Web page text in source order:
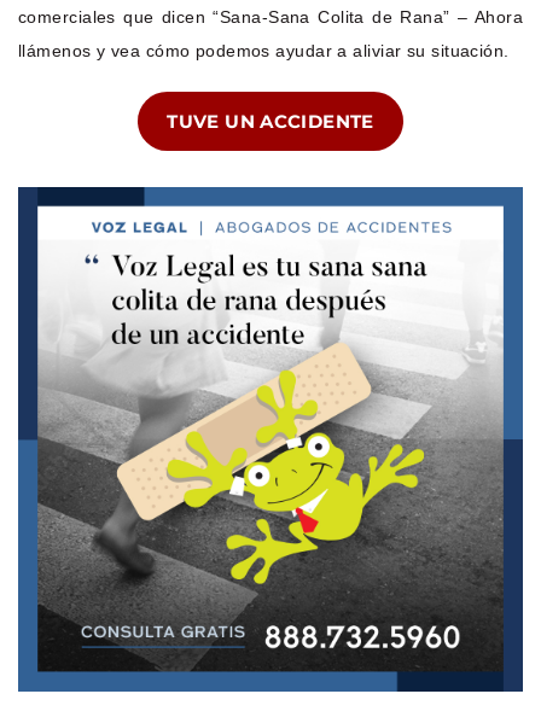
comerciales que dicen “Sana-Sana Colita de Rana” – Ahora
llámenos y vea cómo podemos ayudar a aliviar su situación.
TUVE UN ACCIDENTE